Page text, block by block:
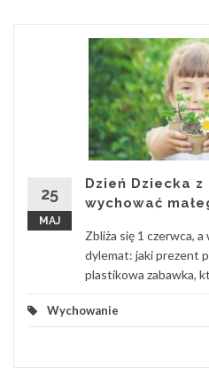
25
MAJ
Dzień Dziecka
wychować
Zbliża się 1 czerwca,
dylemat: jaki prezent
plastikowa zabawka,
Wychowanie